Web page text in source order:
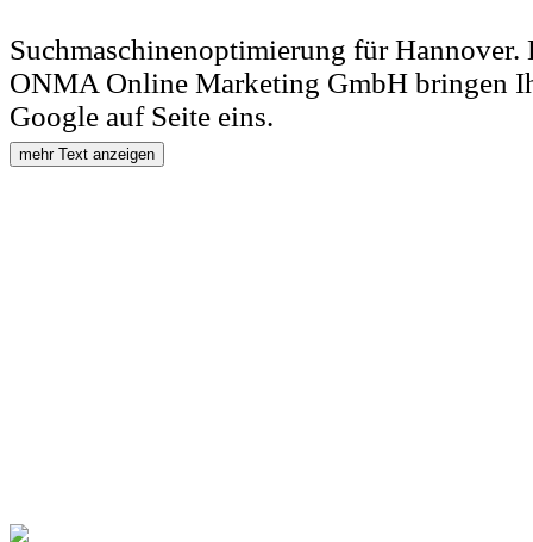
Suchmaschinenoptimierung für Hannover.
ONMA Online Marketing GmbH bringen
Google auf Seite eins.
mehr Text anzeigen